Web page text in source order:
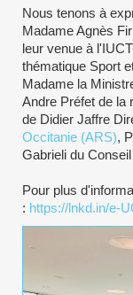
Nous tenons à
Madame Agnès
leur venue à
thématique Sport
Madame la
Andre Préfet de la
de Didier Jaffre
Occitanie (ARS),
Gabrieli du
Pour plus
: https://lnkd.in/e-